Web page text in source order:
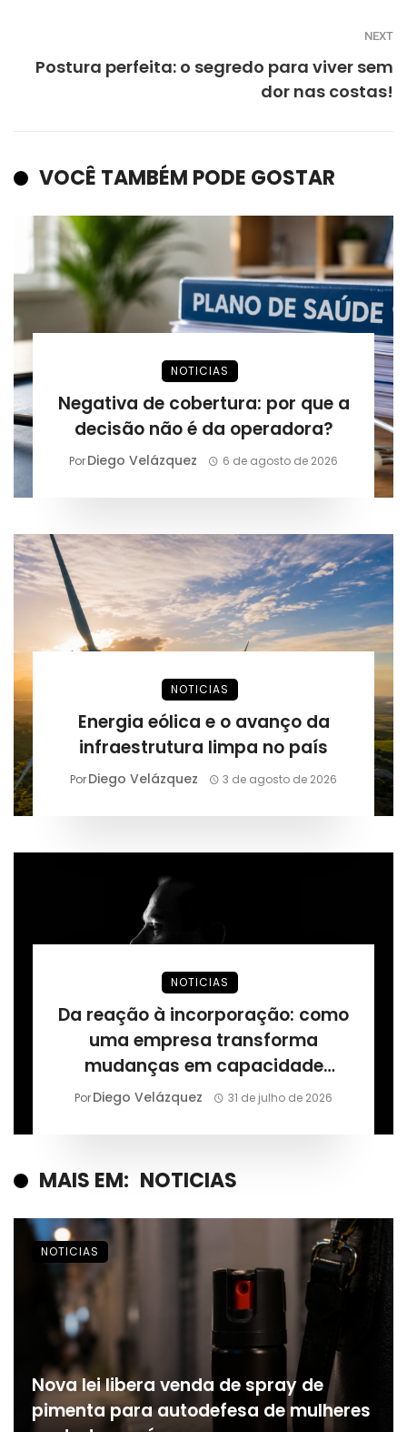
NEXT
Postura perfeita: o segredo para viver sem
dor nas costas!
VOCÊ TAMBÉM PODE GOSTAR
NOTICIAS
Negativa de cobertura: por que a
decisão não é da operadora?
PorDiego Velázquez 6 de agosto de 2026
NOTICIAS
Energia eólica e o avanço da
infraestrutura limpa no país
PorDiego Velázquez 3 de agosto de 2026
NOTICIAS
Da reação à incorporação: como
uma empresa transforma
mudanças em capacidade
permanente, segundo Márcio
PorDiego Velázquez 31 de julho de 2026
MAIS EM: NOTICIAS
Nova lei libera venda de spray de
pimenta para autodefesa de mulheres
NOTICIAS